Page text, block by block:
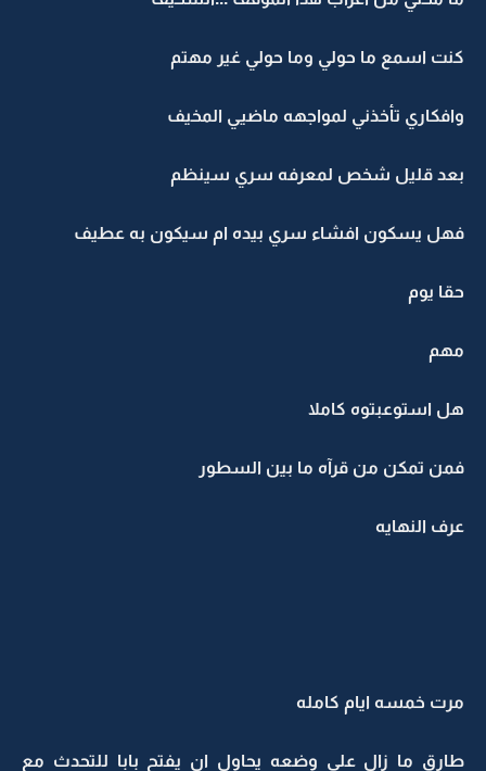
كنت اسمع ما حولي وما حولي غير مهتم
وافكاري تأخذني لمواجهه ماضيي المخيف
بعد قليل شخص لمعرفه سري سينظم
فهل يسكون افشاء سري بيده ام سيكون به عطيف
حقا يوم
مهم
هل استوعبتوه كاملا
فمن تمكن من قرآه ما بين السطور
عرف النهايه
مرت خمسه ايام كامله
طارق ما زال على وضعه يحاول ان يفتح بابا للتحدث مع